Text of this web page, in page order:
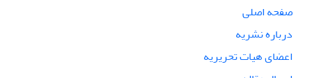
صفحه اصلی
درباره نشریه
اعضای هیات تحریریه